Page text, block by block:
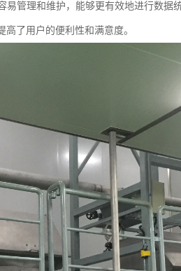
管理和维护，能够更有效地进行数据统
了用户的便利性和满意度。